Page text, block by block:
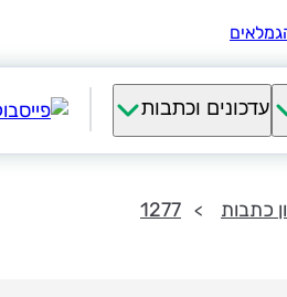
עדכונים וכתבות
כתבות 1277